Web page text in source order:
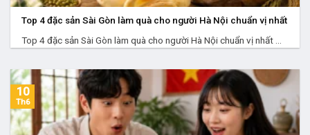
Top 4 đặc sản Sài Gòn làm quà cho người Hà Nội chuẩn vị nhất
Top 4 đặc sản Sài Gòn làm quà cho người Hà Nội chuẩn vị nhất ...
10
Th6